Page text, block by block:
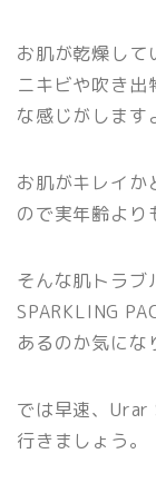
お肌が乾燥して
ニキビや吹き出
な感じがします
お肌がキレイか
ので実年齢より
そんな肌トラブ
SPARKLING
あるのか気にな
では早速、Urar
行きましょう。